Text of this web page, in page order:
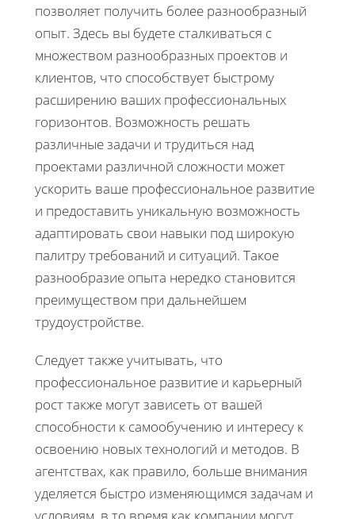
позволяет получить более разнообразный
опыт. Здесь вы будете сталкиваться с
множеством разнообразных проектов и
клиентов, что способствует быстрому
расширению ваших профессиональных
горизонтов. Возможность решать
различные задачи и трудиться над
проектами различной сложности может
ускорить ваше профессиональное развитие
и предоставить уникальную возможность
адаптировать свои навыки под широкую
палитру требований и ситуаций. Такое
разнообразие опыта нередко становится
преимуществом при дальнейшем
трудоустройстве.
Следует также учитывать, что
профессиональное развитие и карьерный
рост также могут зависеть от вашей
способности к самообучению и интересу к
освоению новых технологий и методов. В
агентствах, как правило, больше внимания
уделяется быстро изменяющимся задачам и